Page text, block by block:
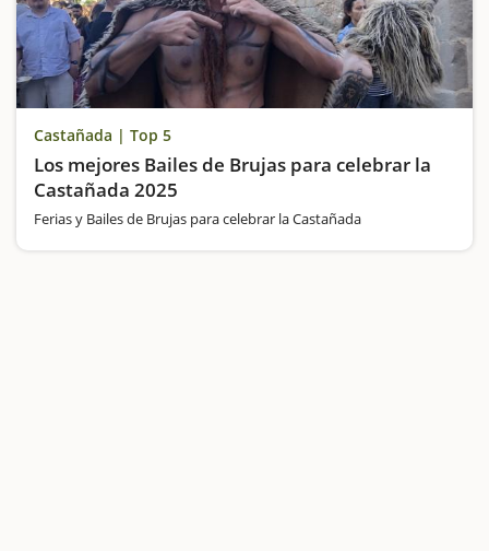
Castañada | Top 5
Los mejores Bailes de Brujas para celebrar la
Castañada 2025
Ferias y Bailes de Brujas para celebrar la Castañada